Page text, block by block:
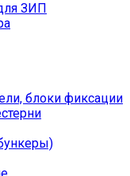
ЗИП
блоки фиксации